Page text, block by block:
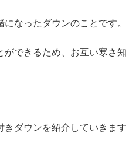
なったダウンのことです。
できるため、お互い寒さ知
きダウンを紹介していきます